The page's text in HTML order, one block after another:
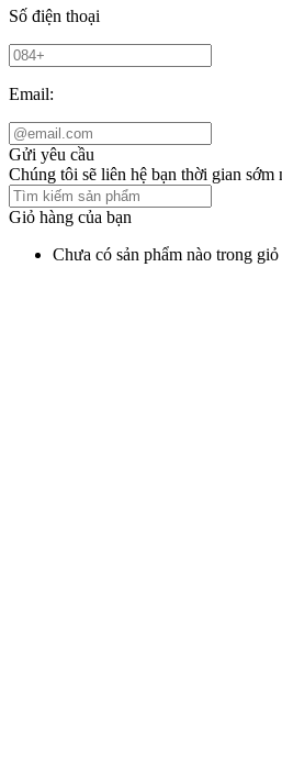
Số điện thoại
Email:
Gửi yêu cầu
Chúng tôi sẽ liên hệ bạn thời gian sớm
Giỏ hàng của bạn
Chưa có sản phẩm nào trong giỏ